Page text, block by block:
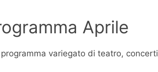
Aprile
variegato di teatro, concerti